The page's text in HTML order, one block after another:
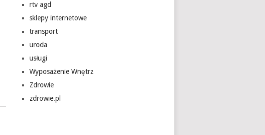
rtv agd
sklepy internetowe
transport
uroda
usługi
Wyposażenie Wnętrz
Zdrowie
zdrowie.pl